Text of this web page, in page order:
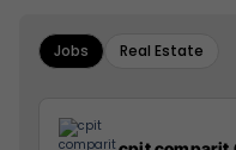
Jobs Real Estate